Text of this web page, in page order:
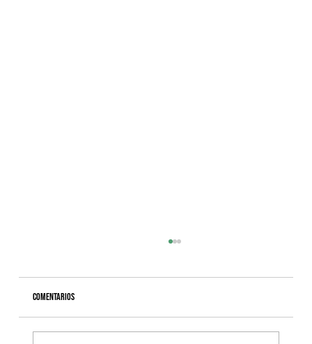
Comentarios